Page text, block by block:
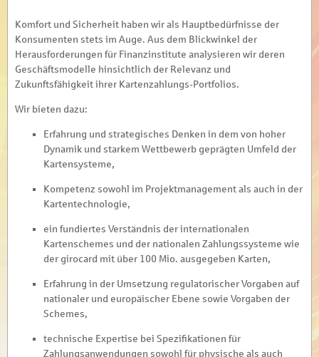
Komfort und Sicherheit haben wir als Hauptbedürfnisse der
Konsumenten stets im Auge. Aus dem Blickwinkel der
Herausforderungen für Finanzinstitute analysieren wir deren
Geschäftsmodelle hinsichtlich der Relevanz und
Zukunftsfähigkeit ihrer Kartenzahlungs-Portfolios.
Wir bieten dazu:
Erfahrung und strategisches Denken in dem von hoher
Dynamik und starkem Wettbewerb geprägten Umfeld der
Kartensysteme,
Kompetenz sowohl im Projektmanagement als auch in der
Kartentechnologie,
ein fundiertes Verständnis der internationalen
Kartenschemes und der nationalen Zahlungssysteme wie
der girocard mit über 100 Mio. ausgegeben Karten,
Erfahrung in der Umsetzung regulatorischer Vorgaben auf
nationaler und europäischer Ebene sowie Vorgaben der
Schemes,
technische Expertise bei Spezifikationen für
Zahlungsanwendungen sowohl für physische als auch